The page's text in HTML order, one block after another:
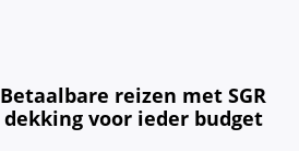
Betaalbare reizen met SGR
dekking voor ieder budget